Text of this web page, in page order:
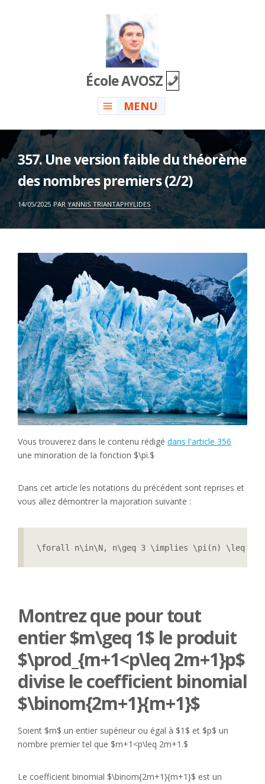
École AVOSZ
MENU
357. Une version faible du théorème
des nombres premiers (2/2)
ON
14/05/2025 PARYANNIS TRIANTAPHYLIDES
Vous trouverez dans le contenu rédigé dans l'article 356
une minoration de la fonction $\pi.$
Dans cet article les notations du précédent sont reprises et
vous allez démontrer la majoration suivante :
\forall n\in\N, n\geq 3 \implies \pi(n) \leq
Montrez que pour tout
entier $m\geq 1$ le produit
$\prod_{m+1<p\leq 2m+1}p$
divise le coefficient binomial
$\binom{2m+1}{m+1}$
Soient $m$ un entier supérieur ou égal à $1$ et $p$ un
nombre premier tel que $m+1<p\leq 2m+1.$
Le coefficient binomial $\binom{2m+1}{m+1}$ est un